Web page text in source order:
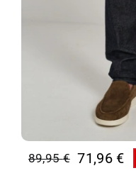
89,95€
Original 71,96 €
Η